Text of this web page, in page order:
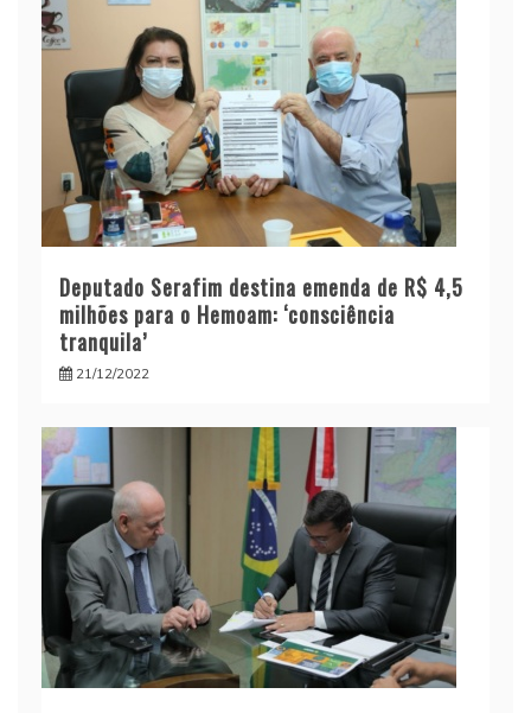
Deputado Serafim destina emenda de R$ 4,5
milhões para o Hemoam: ‘consciência
tranquila’
21/12/2022